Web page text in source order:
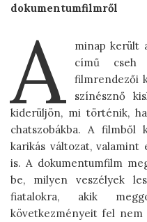
dokumentumfilmről
A
minap került
című cseh
filmrendezői
színésznő
kiderüljön, mi történik,
chatszobákba. A filmből
karikás változat,
is. A dokumentumfilm
be, milyen veszélyek
fiatalokra, akik
következményeit fel nem